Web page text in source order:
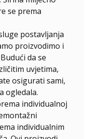
se prema
postavljanja
proizvodimo i
da se
uvjetima,
osigurati sami,
ogledala.
individualnoj
individualnim